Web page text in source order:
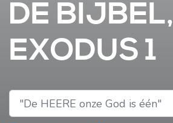
DE BIJBEL,
EXODUS 1